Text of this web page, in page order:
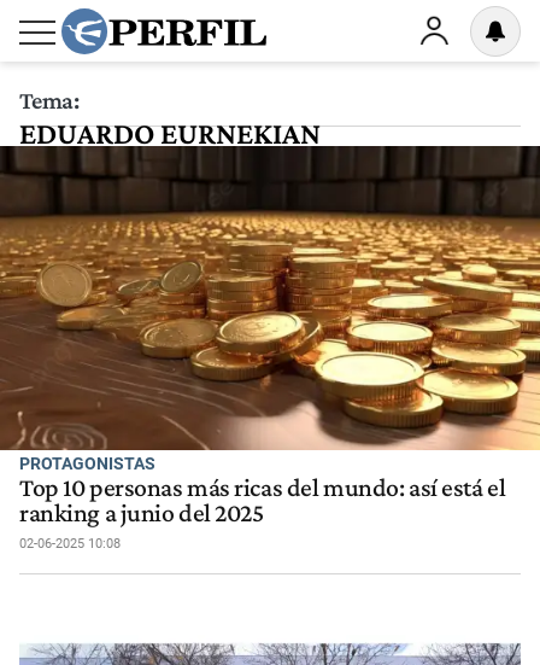
Tema:
EDUARDO EURNEKIAN
PROTAGONISTAS
Top 10 personas más ricas del mundo: así está el
ranking a junio del 2025
02-06-2025 10:08